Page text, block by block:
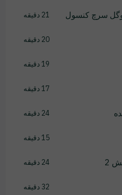
گوگل سرچ کنسول 21 دقیقه
20 دقیقه
19 دقیقه
17 دقیقه
24 دقیقه
15 دقیقه
2 24 دقیقه
32 دقیقه